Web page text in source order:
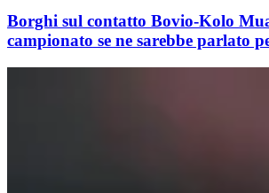
Borghi sul contatto Bovio-Kolo
campionato se ne sarebbe parlato